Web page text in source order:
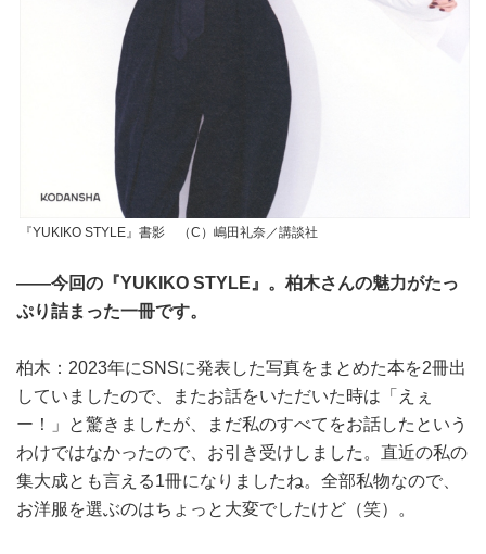
『YUKIKO STYLE』書影 （C）嶋田礼奈／講談社
――今回の『YUKIKO STYLE』。柏木さんの魅力がたっ
ぷり詰まった一冊です。
柏木：2023年にSNSに発表した写真をまとめた本を2冊出
していましたので、またお話をいただいた時は「えぇ
ー！」と驚きましたが、まだ私のすべてをお話したという
わけではなかったので、お引き受けしました。直近の私の
集大成とも言える1冊になりましたね。全部私物なので、
お洋服を選ぶのはちょっと大変でしたけど（笑）。